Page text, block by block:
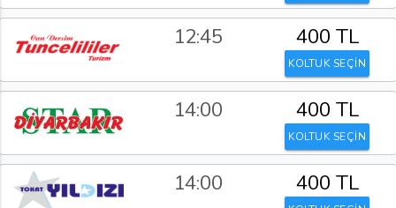
12:45 400 TL
KOLTUK SEÇİN
14:00 400 TL
KOLTUK SEÇİN
14:00 400 TL